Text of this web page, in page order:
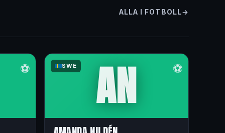
ALLA I FOTBOLL
⚽ SWE ⚽
AN